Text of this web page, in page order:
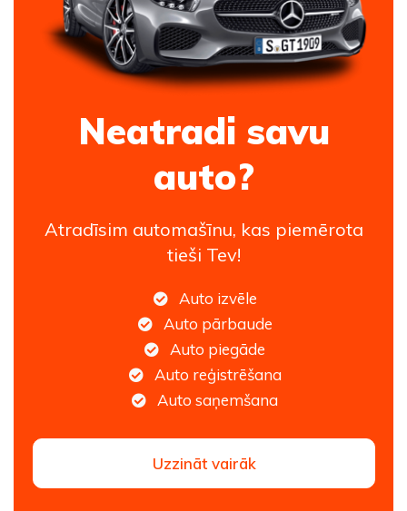
Neatradi savu
auto?
Atradīsim automašīnu, kas piemērota
tieši Tev!
Auto izvēle
Auto pārbaude
Auto piegāde
Auto reģistrēšana
Auto saņemšana
Uzzināt vairāk